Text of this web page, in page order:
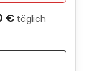
€ täglich